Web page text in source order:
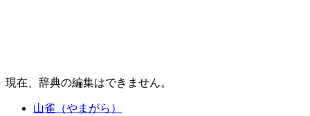
現在、辞典の編集はできません。
山雀（やまがら）